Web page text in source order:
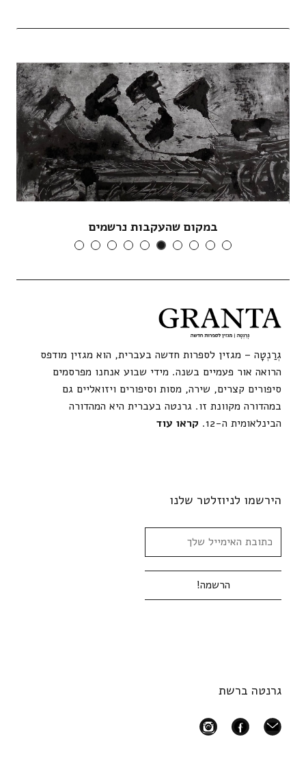
במקום שהעקבות נרשמים
גְרַנְטָה – מגזין לספרות חדשה בעברית, הוא מגזין מודפס
הרואה אור פעמיים בשנה. מידי שבוע אנחנו מפרסמים
סיפורים קצרים, שירה, מסות וסיפורים ויזואליים גם
במהדורה מקוונת זו. גרנטה בעברית היא המהדורה
הבינלאומית ה-12.
קראו עוד
הירשמו לניוזלטר שלנו
גרנטה ברשת
mail
facebook
instagram